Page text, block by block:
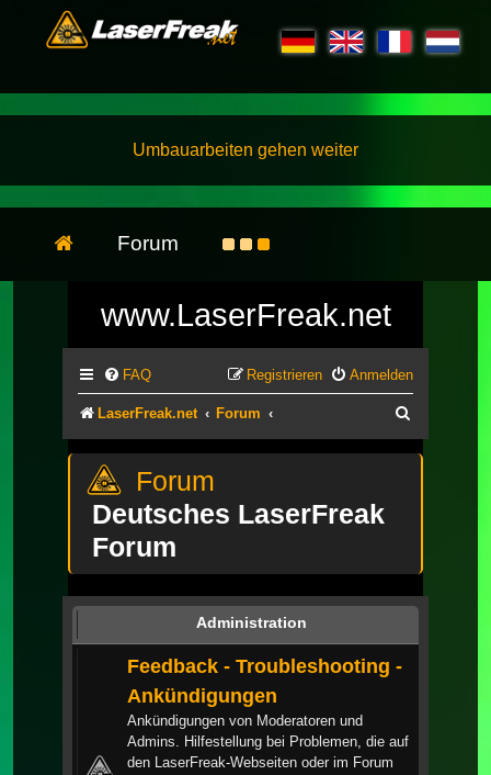
Umbauarbeiten gehen weiter
Forum
www.LaserFreak.net
FAQ Anmelden
Registrieren
LaserFreak.net Forum
Deutsches LaserFreak
Forum
Administration
Feedback - Troubleshooting -
Ankündigungen
Ankündigungen von Moderatoren und
Admins. Hilfestellung bei Problemen, die auf
den LaserFreak-Webseiten oder im Forum